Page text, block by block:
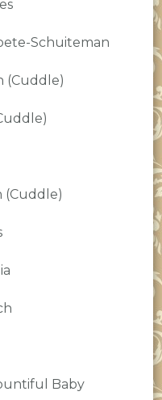
Schuiteman
(Cuddle)
(Cuddle)
Baby